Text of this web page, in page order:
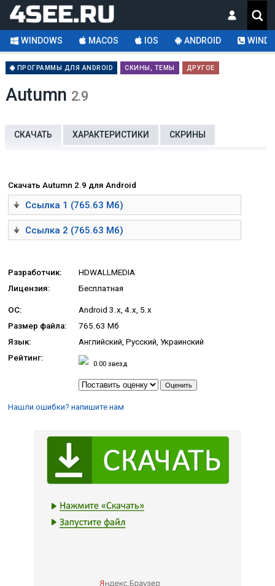
WINDOWS MACOS IOS ANDROID
ПРОГРАММЫ ДЛЯ ANDROID СКИНЫ, ТЕМЫ ДРУГОЕ
Autumn 2.9
СКАЧАТЬ ХАРАКТЕРИСТИКИ СКРИНЫ
Скачать Autumn 2.9 для Android
Ссылка 1 (765.63 Мб)
Ссылка 2 (765.63 Мб)
Разработчик:
HDWALLMEDIA
Лицензия:
Бесплатная
ОС:
Android 3.x, 4.x, 5.x
Размер файла:
765.63 Мб
Язык:
Английский, Русский, Украинский
Рейтинг:
0.00 звезд
Нашли ошибки? напишите нам